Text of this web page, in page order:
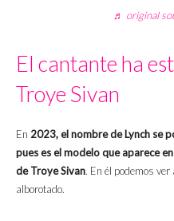
♬ original
El cantante ha
Troye Sivan
En 2023, el nombre de Lynch se
pues es el modelo que aparece
de Troye Sivan. En él podemos
alborotado.